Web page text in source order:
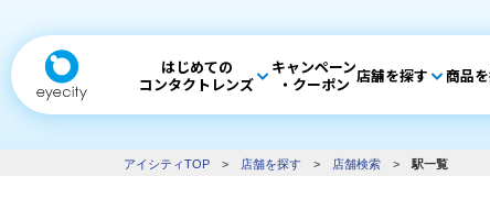
はじめての
コンタクトレンズ
キャンペーン
・クーポン 店舗を探す 商品
アイシティTOP > 店舗を探す > 店舗検索 > 駅一覧